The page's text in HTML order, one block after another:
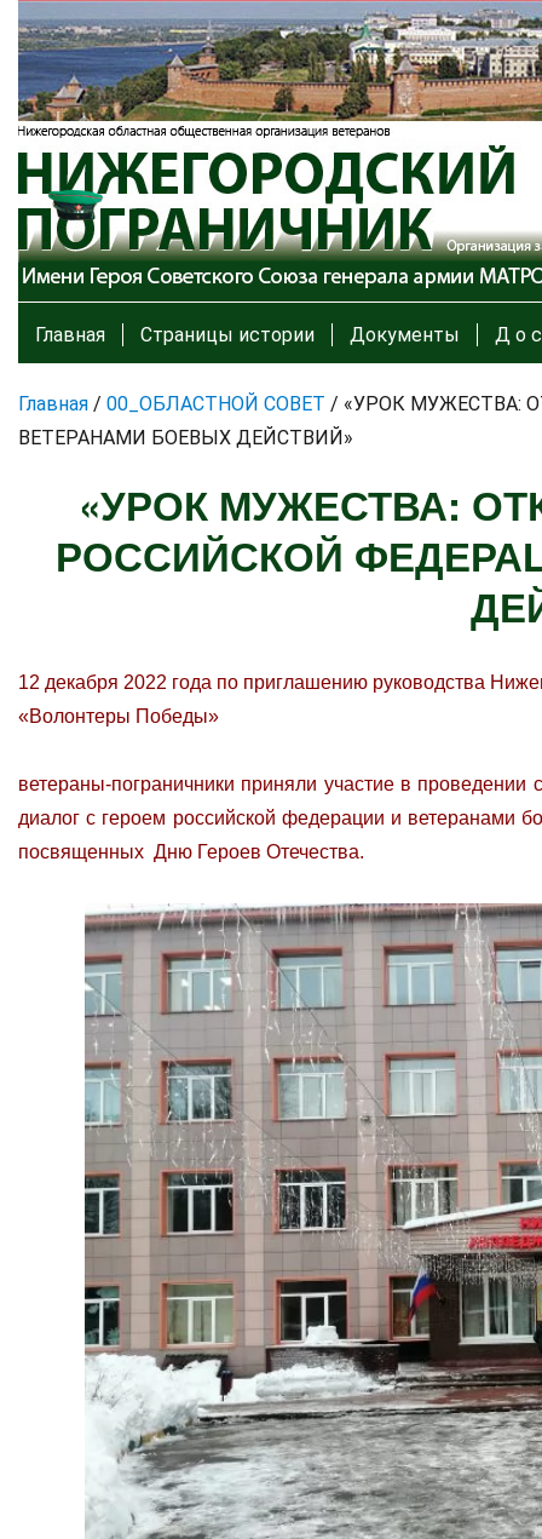
Главная Страницы истории Документы Д о с
Главная / 00_ОБЛАСТНОЙ СОВЕТ / «УРОК МУЖЕСТВА:
ВЕТЕРАНАМИ БОЕВЫХ ДЕЙСТВИЙ»
«УРОК МУЖЕСТВА:
РОССИЙСКОЙ
12 декабря 2022 года по приглашению руководства
«Волонтеры Победы»
ветераны-пограничники приняли участие в
диалог с героем российской федерации и
посвященных Дню Героев Отечества.